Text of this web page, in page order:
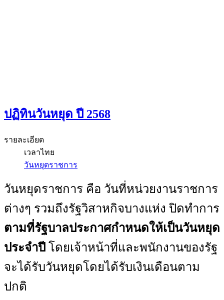
ปฏิทินวันหยุด ปี 2568
รายละเอียด
เวลาไทย
วันหยุดราชการ
วันหยุดราชการ คือ วันที่หน่วยงานราชการ
ต่างๆ รวมถึงรัฐวิสาหกิจบางแห่ง ปิดทำการ
ตามที่รัฐบาลประกาศกำหนดให้เป็นวันหยุด
ประจำปี โดยเจ้าหน้าที่และพนักงานของรัฐ
จะได้รับวันหยุดโดยได้รับเงินเดือนตาม
ปกติ